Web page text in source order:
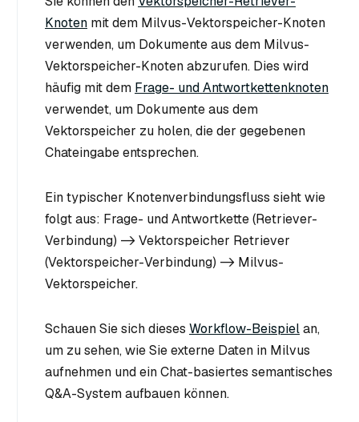
Knoten mit dem Milvus-Vektorspeicher-Knoten
verwenden, um Dokumente aus dem Milvus-
Vektorspeicher-Knoten abzurufen. Dies wird
häufig mit dem Frage- und Antwortkettenknoten
verwendet, um Dokumente aus dem
Vektorspeicher zu holen, die der gegebenen
Chateingabe entsprechen.
Ein typischer Knotenverbindungsfluss sieht wie
folgt aus: Frage- und Antwortkette (Retriever-
Verbindung) -> Vektorspeicher Retriever
(Vektorspeicher-Verbindung) -> Milvus-
Vektorspeicher.
Schauen Sie sich dieses Workflow-Beispielan,
um zu sehen, wie Sie externe Daten in Milvus
aufnehmen und ein Chat-basiertes semantisches
Q&A-System aufbauen können.